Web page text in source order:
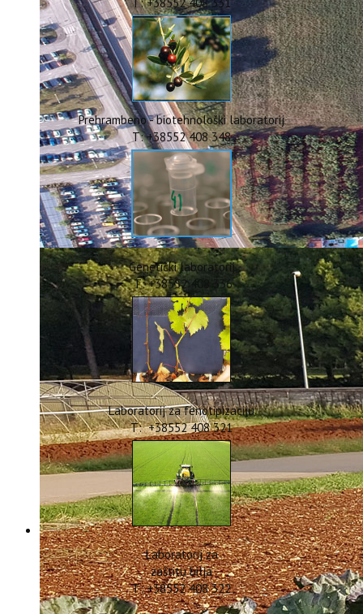
Kontakt
webmail
Popularizacija znanosti
ERASMUS+
HyPro4ST
DIGIAGRI
GreenTea
CIRCOLIVE
Prehrambeno - biotehnološki laboratorij
T: +38552 408 348
Genetički laboratorij
T: +38552 408 336
Laboratorij za fenotipizaciju
T: +38552 408 321
Laboratorij za
zaštitu bilja
T: +38552 408 322